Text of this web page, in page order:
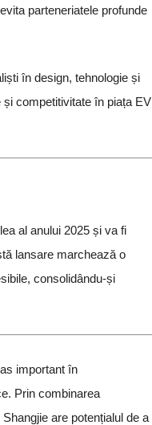
parteneriatele profunde
în design, tehnologie și
competitivitate în piața EV
al anului 2025 și va fi
lansare marchează o
consolidându-și
important în
Prin combinarea
are potențialul de a